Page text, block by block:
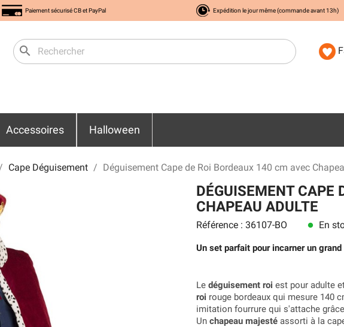
Paiement sécurisé CB et PayPal Expédition le jour même (commande avant 13h)
search
Accessoires Halloween
Cape Déguisement Déguisement Cape de Roi Bordeaux 140 cm avec
DÉGUISEMENT CAPE
CHAPEAU ADULTE
Référence : 36107-BO lens En
Un set parfait pour incarner un grand
Le déguisement roi est pour adulte
roi rouge bordeaux qui mesure 140
imitation fourrure qui s'attache
Un chapeau majesté assorti à la